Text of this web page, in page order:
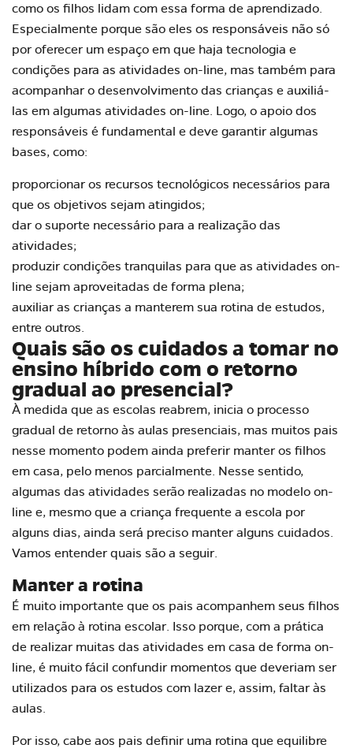
como os filhos lidam com essa forma de aprendizado.
Especialmente porque são eles os responsáveis não só
por oferecer um espaço em que haja tecnologia e
condições para as atividades on-line, mas também para
acompanhar o desenvolvimento das crianças e auxiliá-
las em algumas atividades on-line. Logo, o apoio dos
responsáveis é fundamental e deve garantir algumas
bases, como:
proporcionar os recursos tecnológicos necessários para
que os objetivos sejam atingidos;
dar o suporte necessário para a realização das
atividades;
produzir condições tranquilas para que as atividades on-
line sejam aproveitadas de forma plena;
auxiliar as crianças a manterem sua rotina de estudos,
entre outros.
Quais são os cuidados a tomar no
ensino híbrido com o retorno
gradual ao presencial?
À medida que as escolas reabrem, inicia o processo
gradual de retorno às aulas presenciais, mas muitos pais
nesse momento podem ainda preferir manter os filhos
em casa, pelo menos parcialmente. Nesse sentido,
algumas das atividades serão realizadas no modelo on-
line e, mesmo que a criança frequente a escola por
alguns dias, ainda será preciso manter alguns cuidados.
Vamos entender quais são a seguir.
Manter a rotina
É muito importante que os pais acompanhem seus filhos
em relação à rotina escolar. Isso porque, com a prática
de realizar muitas das atividades em casa de forma on-
line, é muito fácil confundir momentos que deveriam ser
utilizados para os estudos com lazer e, assim, faltar às
aulas.
Por isso, cabe aos pais definir uma rotina que equilibre